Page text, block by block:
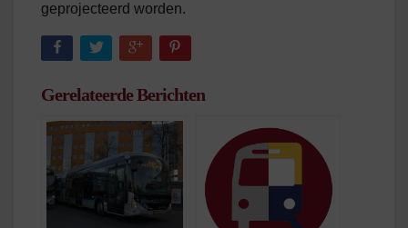
geprojecteerd worden.
Gerelateerde Berichten